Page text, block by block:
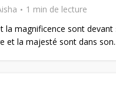
1 min de lecture
la magnificence sont devant
et la majesté sont dans